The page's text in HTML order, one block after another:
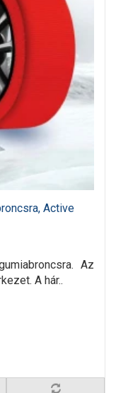
Active
Az
A hár..